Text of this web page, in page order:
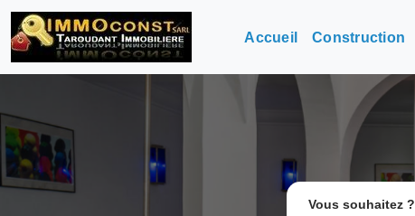
Accueil Construction
Vous souhaitez ?